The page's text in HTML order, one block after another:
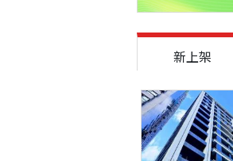
新上架